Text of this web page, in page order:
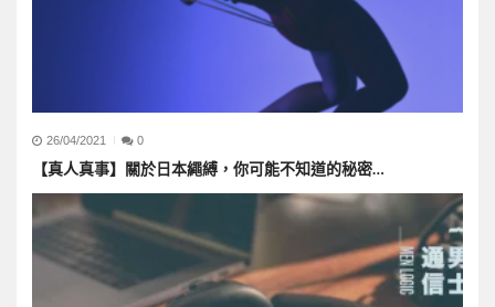
26/04/2021 0
【真人真事】關於日本繩縛，你可能不知道的秘密…